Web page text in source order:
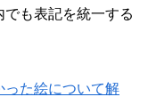
も表記を統一する
った絵について解